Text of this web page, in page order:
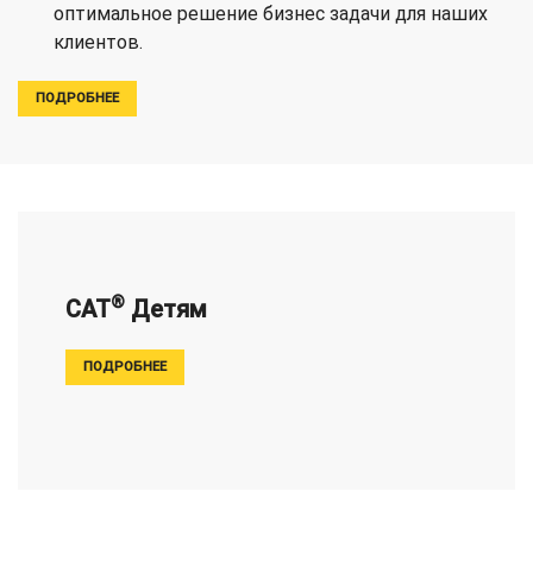
оптимальное решение бизнес задачи для наших
клиентов.
ПОДРОБНЕЕ
СAT® Детям
ПОДРОБНЕЕ